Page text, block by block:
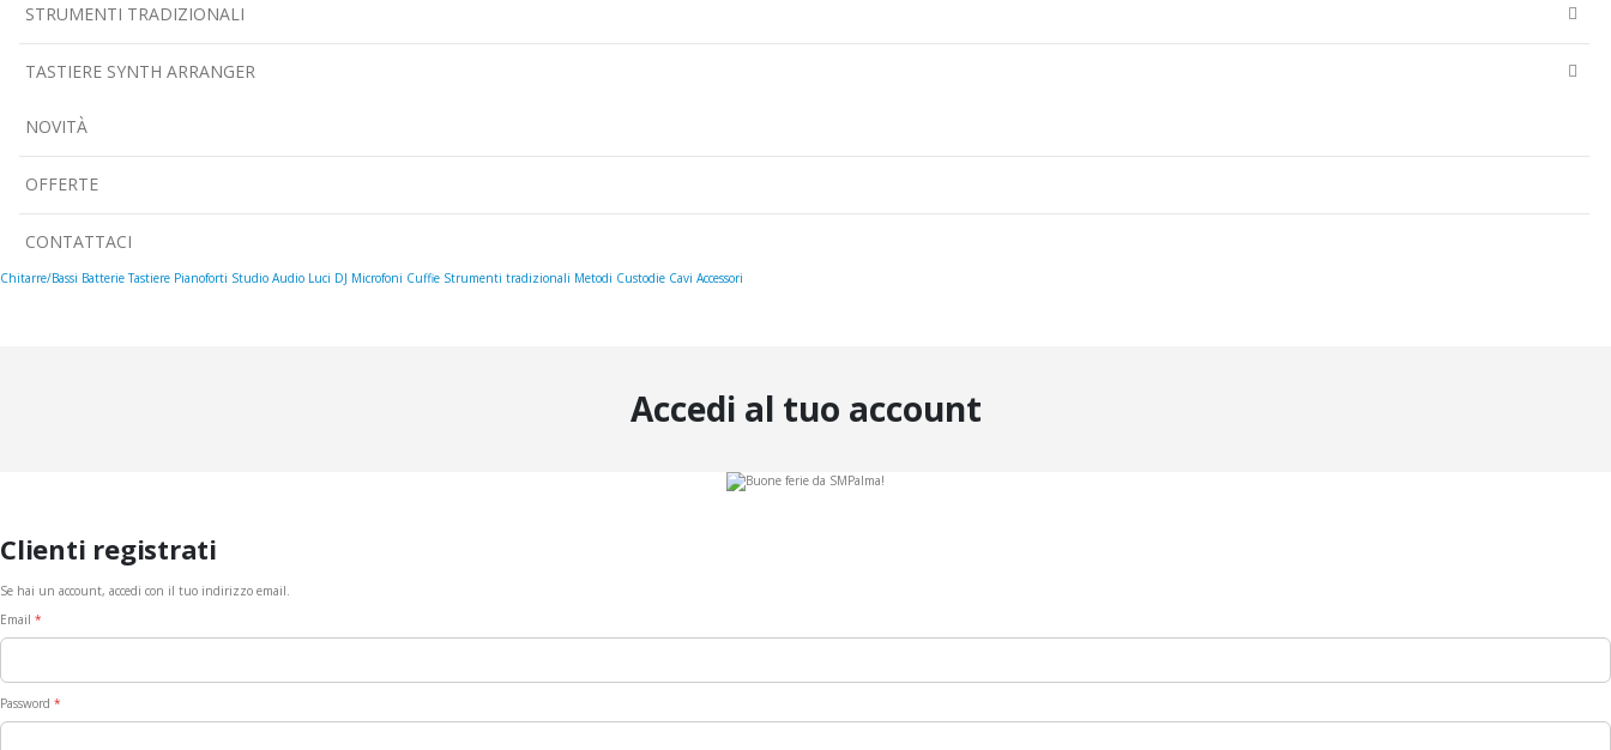
STRUMENTI TRADIZIONALI
TASTIERE SYNTH ARRANGER
NOVITÀ
OFFERTE
CONTATTACI
Chitarre/Bassi Batterie Tastiere Pianoforti Studio Audio Luci DJ Microfoni Cuffie Strumenti tradizionali Metodi Custodie Cavi Accessori
Accedi al tuo account
Clienti registrati
Se hai un account, accedi con il tuo indirizzo email.
Email
Password